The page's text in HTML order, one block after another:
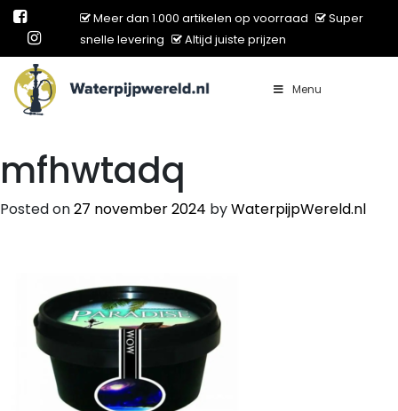
Meer dan 1.000 artikelen op voorraad
Super
snelle levering
Altijd juiste prijzen
Main Navigation Menu
mfhwtadq
Posted on27 november 2024 byWaterpijpWereld.nl